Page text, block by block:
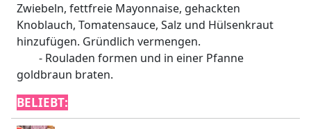
Zwiebeln, fettfreie Mayonnaise, gehackten
Knoblauch, Tomatensauce, Salz und Hülsenkraut
hinzufügen. Gründlich vermengen.
- Rouladen formen und in einer Pfanne
goldbraun braten.
BELIEBT: